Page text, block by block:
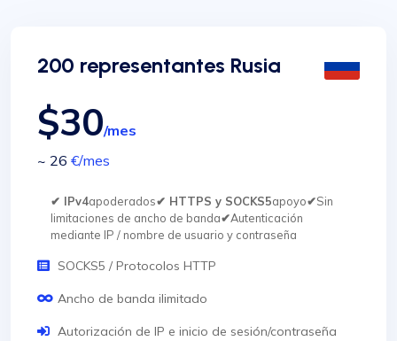
200 representantes Rusia
$30/mes
~ 26 €/mes
✔ IPv4apoderados✔ HTTPS y SOCKS5apoyo✔Sin
limitaciones de ancho de banda✔Autenticación
mediante IP / nombre de usuario y contraseña
SOCKS5 / Protocolos HTTP
Ancho de banda ilimitado
Autorización de IP e inicio de sesión/contraseña